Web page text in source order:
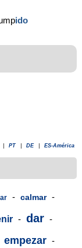
ido
PT DE ES-América
- calmar -
- dar -
empezar -